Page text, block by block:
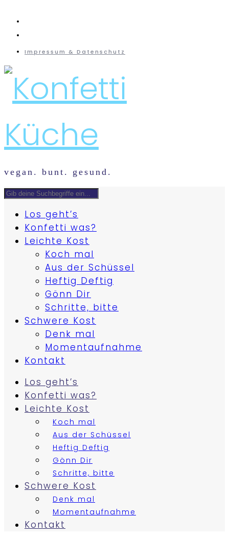
Impressum & Datenschutz
vegan. bunt. gesund.
Los geht’s
Konfetti was?
Leichte Kost
Koch mal
Aus der Schüssel
Heftig Deftig
Gönn Dir
Schritte, bitte
Schwere Kost
Denk mal
Momentaufnahme
Kontakt
Los geht’s
Konfetti was?
Leichte Kost
Koch mal
Aus der Schüssel
Heftig Deftig
Gönn Dir
Schritte, bitte
Schwere Kost
Denk mal
Momentaufnahme
Kontakt